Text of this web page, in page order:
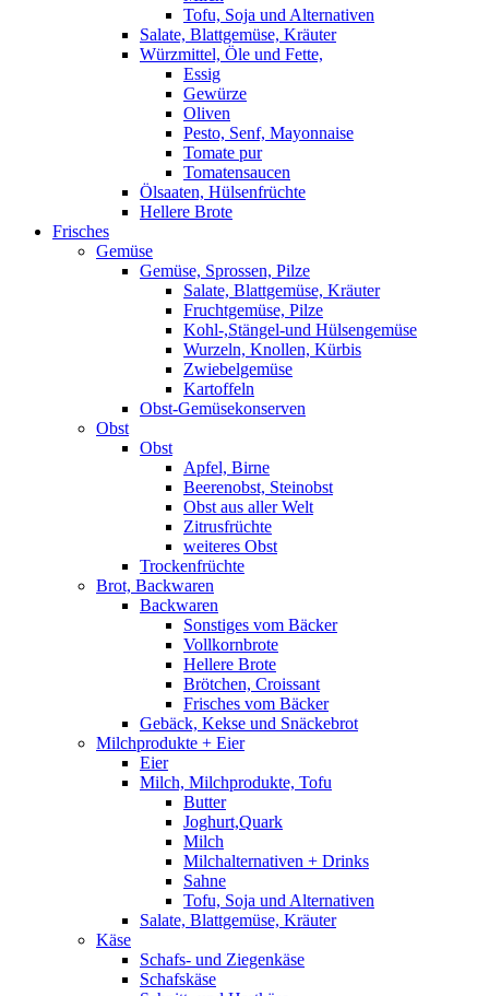
Tofu, Soja und Alternativen
Salate, Blattgemüse, Kräuter
Würzmittel, Öle und Fette,
Essig
Gewürze
Oliven
Pesto, Senf, Mayonnaise
Tomate pur
Tomatensaucen
Ölsaaten, Hülsenfrüchte
Hellere Brote
Frisches
Gemüse
Gemüse, Sprossen, Pilze
Salate, Blattgemüse, Kräuter
Fruchtgemüse, Pilze
Kohl-,Stängel-und Hülsengemüse
Wurzeln, Knollen, Kürbis
Zwiebelgemüse
Kartoffeln
Obst-Gemüsekonserven
Obst
Obst
Apfel, Birne
Beerenobst, Steinobst
Obst aus aller Welt
Zitrusfrüchte
weiteres Obst
Trockenfrüchte
Brot, Backwaren
Backwaren
Sonstiges vom Bäcker
Vollkornbrote
Hellere Brote
Brötchen, Croissant
Frisches vom Bäcker
Gebäck, Kekse und Snäckebrot
Milchprodukte + Eier
Eier
Milch, Milchprodukte, Tofu
Butter
Joghurt,Quark
Milch
Milchalternativen + Drinks
Sahne
Tofu, Soja und Alternativen
Salate, Blattgemüse, Kräuter
Käse
Schafs- und Ziegenkäse
Schafskäse